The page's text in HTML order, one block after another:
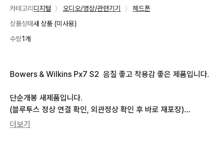
카테고리 디지털 〉 오디오/영상/관련기기 〉
헤드폰
상품상태새 상품 (미사용)
수량1개
Bowers & Wilkins Px7 S2  음질 좋고 착용감 좋은 제품입니다.
단순개봉 새제품입니다.
(블루투스 정상 연결 확인, 외관정상 확인 후 바로 재포장)
더보기